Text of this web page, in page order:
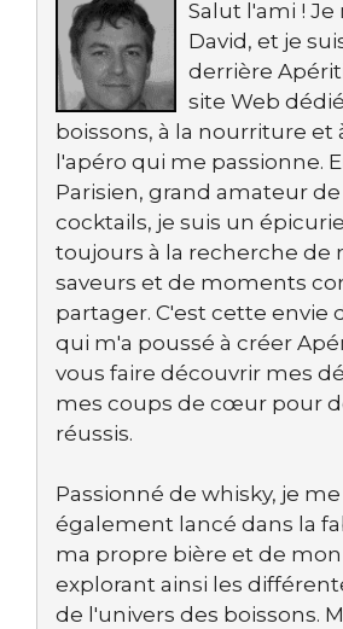
Salut l'ami !
David, et je
derrière
site Web
boissons, à la nourriture et
l'apéro qui me passionne.
Parisien, grand amateur
cocktails, je suis un
toujours à la recherche de
saveurs et de moments
partager. C'est cette envie
qui m'a poussé à créer
vous faire découvrir mes
mes coups de cœur pour
réussis.
Passionné de whisky, je
également lancé dans la
ma propre bière et de
explorant ainsi les
de l'univers des boissons.